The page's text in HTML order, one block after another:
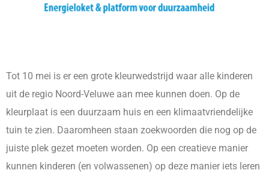
Tot 10 mei is er een grote kleurwedstrijd waar alle kinderen
uit de regio Noord-Veluwe aan mee kunnen doen. Op de
kleurplaat is een duurzaam huis en een klimaatvriendelijke
tuin te zien. Daaromheen staan zoekwoorden die nog op de
juiste plek gezet moeten worden. Op een creatieve manier
kunnen kinderen (en volwassenen) op deze manier iets leren